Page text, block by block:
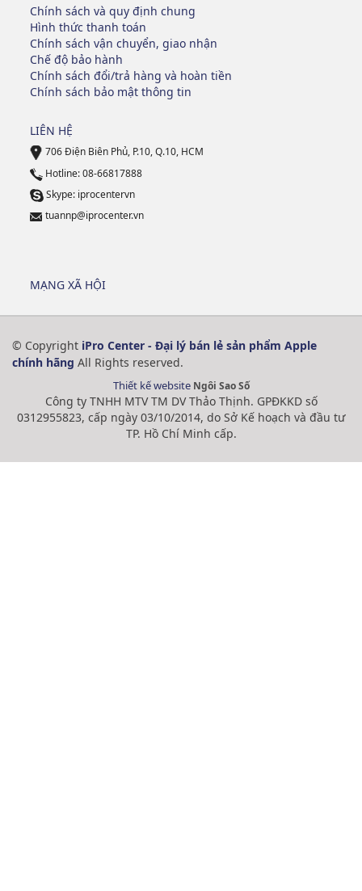
Chính sách và quy định chung
Hình thức thanh toán
Chính sách vận chuyển, giao nhận
Chế độ bảo hành
Chính sách đổi/trả hàng và hoàn tiền
Chính sách bảo mật thông tin
LIÊN HỆ
706 Điện Biên Phủ, P.10, Q.10, HCM
Hotline: 08-66817888
Skype: iprocentervn
tuannp@iprocenter.vn
MẠNG XÃ HỘI
© Copyright iPro Center - Đại lý bán lẻ sản phẩm Apple
chính hãng All Rights reserved.
Thiết kế website Ngôi Sao Số
Công ty TNHH MTV TM DV Thảo Thịnh. GPĐKKD số
0312955823, cấp ngày 03/10/2014, do Sở Kế hoạch và đầu tư
TP. Hồ Chí Minh cấp.